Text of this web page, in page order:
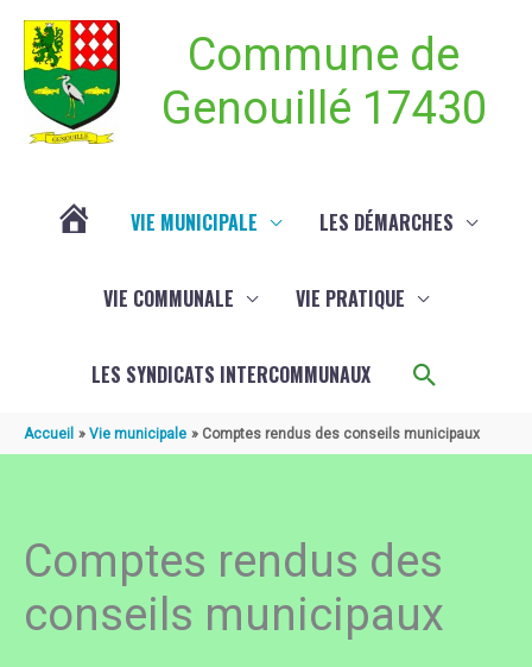
Commune de
Genouillé 17430
VIE MUNICIPALE LES DÉMARCHES
VIE COMMUNALE VIE PRATIQUE
LES SYNDICATS INTERCOMMUNAUX
Accueil Vie municipale Comptes rendus des conseils municipaux
Comptes rendus des
conseils municipaux